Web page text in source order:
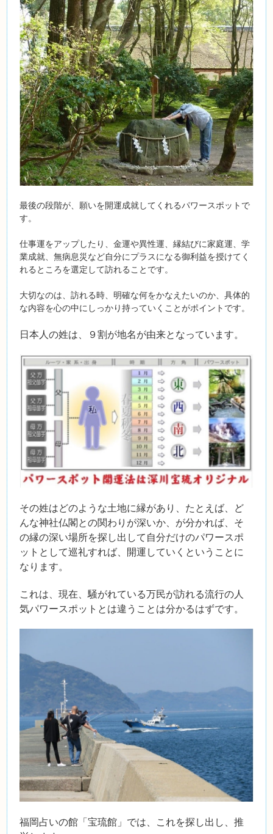
最後の段階が、願いを開運成就してくれるパワースポットで
す。
仕事運をアップしたり、金運や異性運、縁結びに家庭運、学
業成就、無病息災など自分にプラスになる御利益を授けてく
れるところを選定して訪れることです。
大切なのは、訪れる時、明確な何をかなえたいのか、具体的
な内容を心の中にしっかり持っていくことがポイントです。
日本人の姓は、９割が地名が由来となっています。
その姓はどのような土地に縁があり、たとえば、ど
んな神社仏閣との関わりが深いか、が分かれば、そ
の縁の深い場所を探し出して自分だけのパワースポ
ットとして巡礼すれば、開運していくということに
なります。
これは、現在、騒がれている万民が訪れる流行の人
気パワースポットとは違うことは分かるはずです。
福岡占いの館「宝琉館」では、これを探し出し、推